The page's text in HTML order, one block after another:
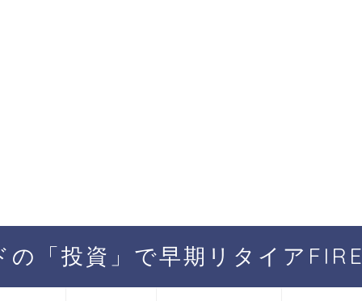
「投資」で早期リタイアFIRE